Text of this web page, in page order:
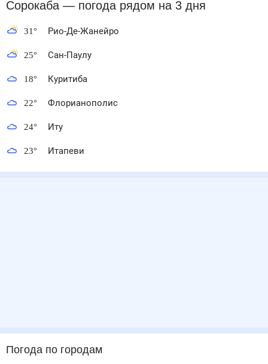
Сорокаба — погода рядом на 3 дня
31° Рио-Де-Жанейро
25° Сан-Паулу
18° Куритиба
22° Флорианополис
24° Иту
23° Итапеви
Погода по городам